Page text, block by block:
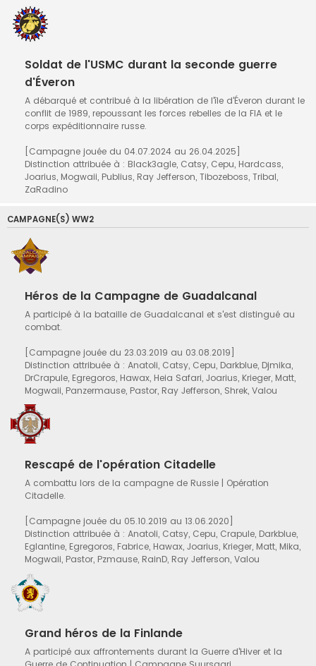
Soldat de l'USMC durant la seconde guerre
d'Éveron
A débarqué et contribué à la libération de l'île d'Éveron durant le
conflit de 1989, repoussant les forces rebelles de la FIA et le
corps expéditionnaire russe.
[Campagne jouée du 04.07.2024 au 26.04.2025]
Distinction attribuée à : Black3agle, Catsy, Cepu, Hardcass,
Joarius, Mogwaii, Publius, Ray Jefferson, Tibozeboss, Tribal,
ZaRadino
CAMPAGNE(S) WW2
Héros de la Campagne de Guadalcanal
A participé à la bataille de Guadalcanal et s'est distingué au
combat.
[Campagne jouée du 23.03.2019 au 03.08.2019]
Distinction attribuée à : Anatoli, Catsy, Cepu, Darkblue, Djmika,
DrCrapule, Egregoros, Hawax, Heia Safari, Joarius, Krieger, Matt,
Mogwaii, Panzermause, Pastor, Ray Jefferson, Shrek, Valou
Rescapé de l'opération Citadelle
A combattu lors de la campagne de Russie | Opération
Citadelle.
[Campagne jouée du 05.10.2019 au 13.06.2020]
Distinction attribuée à : Anatoli, Catsy, Cepu, Crapule, Darkblue,
Eglantine, Egregoros, Fabrice, Hawax, Joarius, Krieger, Matt, Mika,
Mogwaii, Pastor, Pzmause, RainD, Ray Jefferson, Valou
Grand héros de la Finlande
A participé aux affrontements durant la Guerre d'Hiver et la